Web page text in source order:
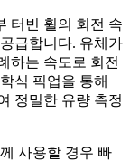
터빈 휠의 회전 속
급합니다. 유체가
하는 속도로 회전
식 픽업을 통해
정밀한 유량 측정
사용할 경우 빠